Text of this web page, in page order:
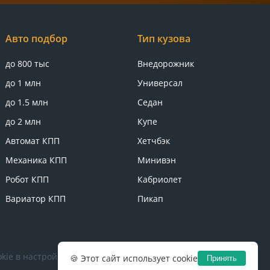
Авто подбор
до 800 тыс
до 1 млн
до 1.5 млн
до 2 млн
Автомат КПП
Механика КПП
Робот КПП
Вариатор КПП
Тип кузова
Внедорожник
Универсал
Седан
Купе
Хетчбэк
Минивэн
Кабриолет
Пикап
в настройках браузера.Политика конфиденциальности
🍪 Этот сайт использует cookie Принять